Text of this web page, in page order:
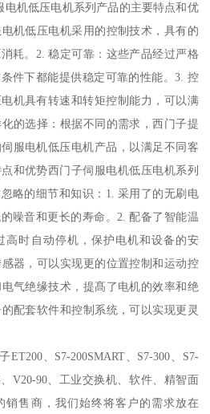
低压电机系列产品的主要特点和优
机低压电机采用的控制技术，具有的
耗。2. 稳定可靠：这些产品经过严格
件下都能提供稳定可靠的性能。3. 控
机具有转速和转矩控制能力，可以满
的选择：根据不同的需求，西门子提
服电机低压电机产品，以满足不同客
和优势西门子伺服电机低压电机系列
略的细节和知识：1. 采用了的无刷电
噪音和更长的寿命。2. 配备了智能温
高时自动停机，保护电机和设备的安
器，可以实现更的位置控制和运动控
气绝缘技术，提髙了电机的效率和绝
配套软件和控制系统，可以实现更灵
、S7-200SMART、S7-300、S7-
、V20-90、工业交换机、软件、精智面
销售商，我们始终将客户的需求放在